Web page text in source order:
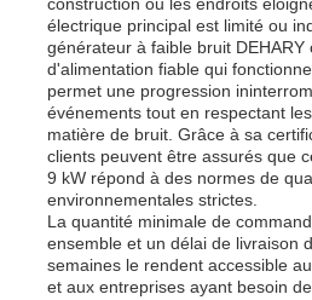
électrique principal est limité ou
générateur à faible bruit DEHARY
d'alimentation fiable qui
permet une progression
événements tout en respectant
matière de bruit. Grâce à sa
clients peuvent être assurés que
9 kW répond à des normes de
environnementales strictes.
La quantité minimale de
ensemble et un délai de livraison
semaines le rendent accessible
et aux entreprises ayant besoin